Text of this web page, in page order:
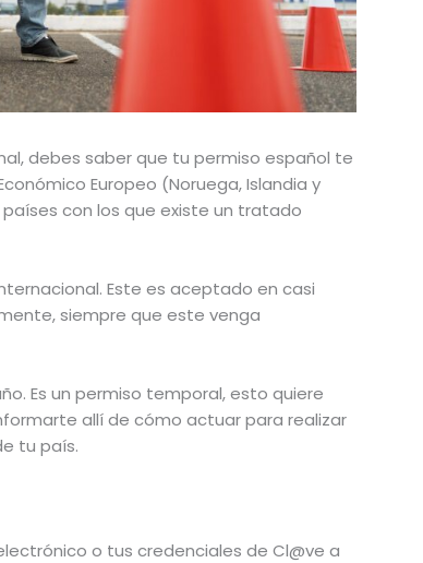
debes saber que tu permiso español te
Europeo (Noruega, Islandia y
con los que existe un tratado
Este es aceptado en casi
siempre que este venga
Es un permiso temporal, esto quiere
allí de cómo actuar para realizar
tu país.
o tus credenciales de Cl@ve a